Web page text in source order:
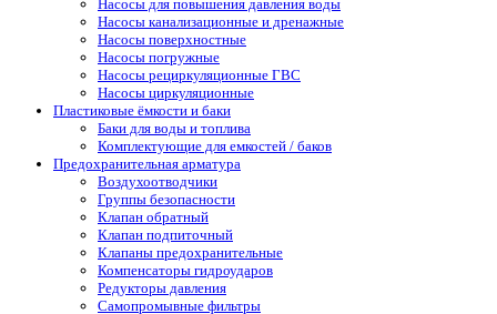
Насосы для повышения давления воды
Насосы канализационные и дренажные
Насосы поверхностные
Насосы погружные
Насосы рециркуляционные ГВС
Насосы циркуляционные
Пластиковые ёмкости и баки
Баки для воды и топлива
Комплектующие для емкостей / баков
Предохранительная арматура
Воздухоотводчики
Группы безопасности
Клапан обратный
Клапан подпиточный
Клапаны предохранительные
Компенсаторы гидроударов
Редукторы давления
Самопромывные фильтры